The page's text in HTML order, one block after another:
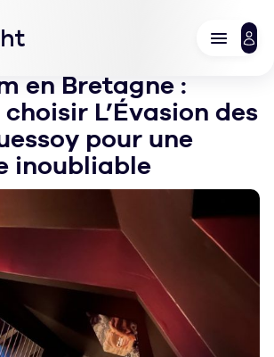
en Bretagne :
L’Évasion des
pour une
inoubliable